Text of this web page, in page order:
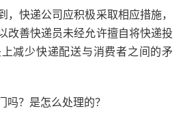
，快递公司应积极采取相应措施，
改善快递员未经允许擅自将快递投
减少快递配送与消费者之间的矛
吗？是怎么处理的？